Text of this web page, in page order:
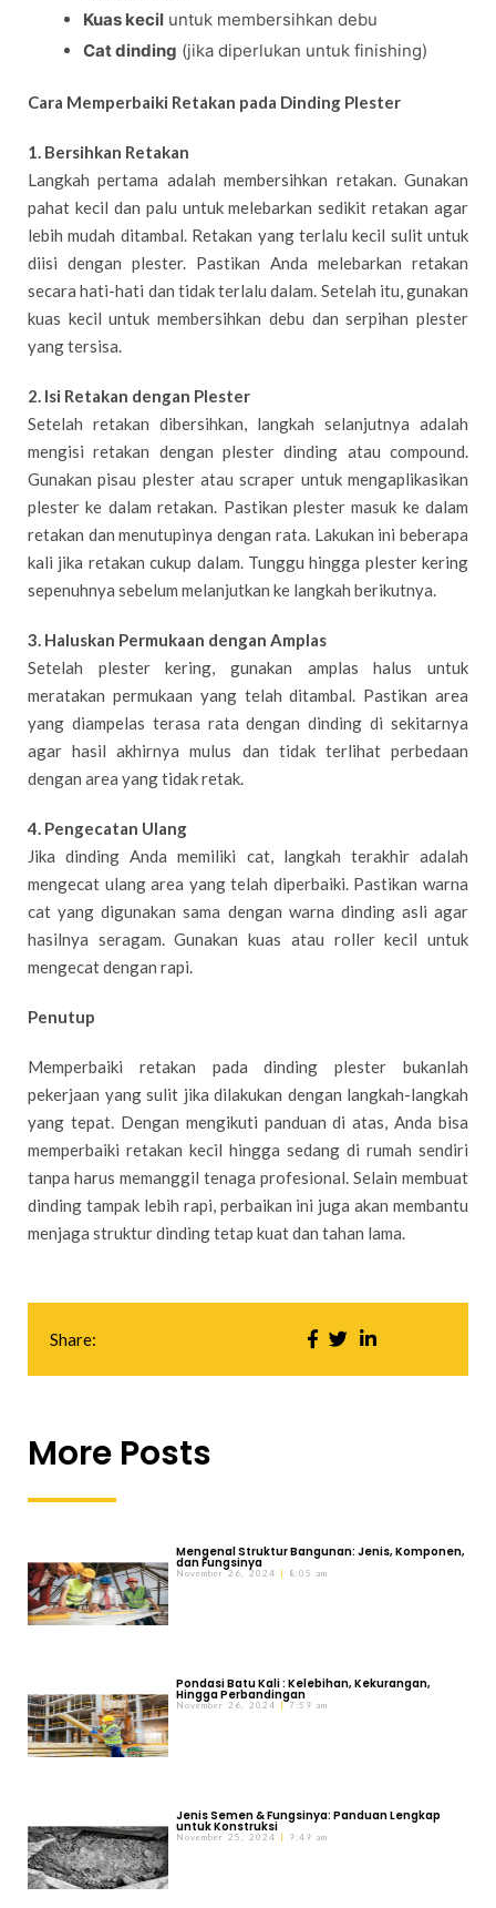
Kuas kecil untuk membersihkan debu
Cat dinding (jika diperlukan untuk finishing)
Cara Memperbaiki Retakan pada Dinding Plester
1. Bersihkan Retakan
Langkah pertama adalah membersihkan retakan. Gunakan
pahat kecil dan palu untuk melebarkan sedikit retakan agar
lebih mudah ditambal. Retakan yang terlalu kecil sulit untuk
diisi dengan plester. Pastikan Anda melebarkan retakan
secara hati-hati dan tidak terlalu dalam. Setelah itu, gunakan
kuas kecil untuk membersihkan debu dan serpihan plester
yang tersisa.
2. Isi Retakan dengan Plester
Setelah retakan dibersihkan, langkah selanjutnya adalah
mengisi retakan dengan plester dinding atau compound.
Gunakan pisau plester atau scraper untuk mengaplikasikan
plester ke dalam retakan. Pastikan plester masuk ke dalam
retakan dan menutupinya dengan rata. Lakukan ini beberapa
kali jika retakan cukup dalam. Tunggu hingga plester kering
sepenuhnya sebelum melanjutkan ke langkah berikutnya.
3. Haluskan Permukaan dengan Amplas
Setelah plester kering, gunakan amplas halus untuk
meratakan permukaan yang telah ditambal. Pastikan area
yang diampelas terasa rata dengan dinding di sekitarnya
agar hasil akhirnya mulus dan tidak terlihat perbedaan
dengan area yang tidak retak.
4. Pengecatan Ulang
Jika dinding Anda memiliki cat, langkah terakhir adalah
mengecat ulang area yang telah diperbaiki. Pastikan warna
cat yang digunakan sama dengan warna dinding asli agar
hasilnya seragam. Gunakan kuas atau roller kecil untuk
mengecat dengan rapi.
Penutup
Memperbaiki retakan pada dinding plester bukanlah
pekerjaan yang sulit jika dilakukan dengan langkah-langkah
yang tepat. Dengan mengikuti panduan di atas, Anda bisa
memperbaiki retakan kecil hingga sedang di rumah sendiri
tanpa harus memanggil tenaga profesional. Selain membuat
dinding tampak lebih rapi, perbaikan ini juga akan membantu
menjaga struktur dinding tetap kuat dan tahan lama.
Share:
More Posts
Mengenal Struktur Bangunan: Jenis, Komponen,
dan Fungsinya
November 26, 2024 8:05 am
Pondasi Batu Kali : Kelebihan, Kekurangan,
Hingga Perbandingan
November 26, 2024 7:59 am
Jenis Semen & Fungsinya: Panduan Lengkap
untuk Konstruksi
November 25, 2024 9:49 am